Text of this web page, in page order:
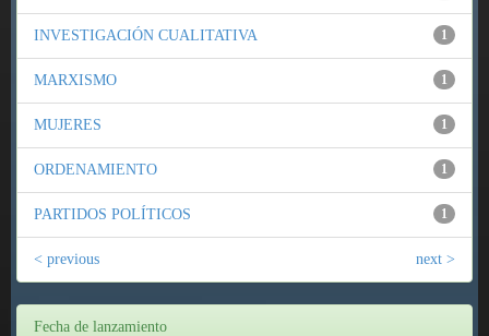
1
INVESTIGACIÓN CUALITATIVA
1
MARXISMO
1
MUJERES
1
ORDENAMIENTO
1
PARTIDOS POLÍTICOS
< previous next >
Fecha de lanzamiento